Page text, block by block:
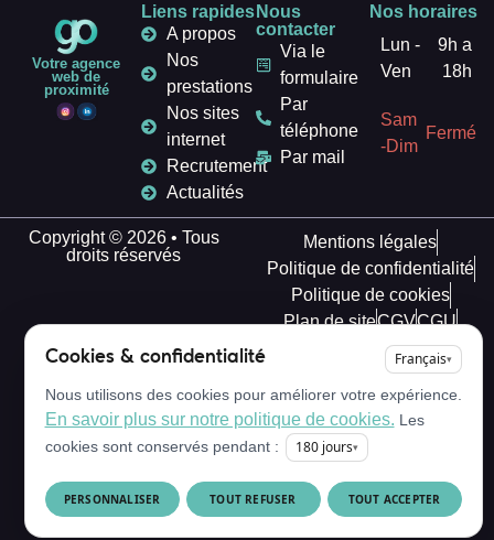
Votre agence
web de
proximité
Liens rapides
A propos
Nos
prestations
Nos sites
internet
Recrutement
Actualités
Nous
contacter
Via le
formulaire
Par
téléphone
Par mail
Nos horaires
Lun -
Ven
9h a
18h
Sam
-Dim
Fermé
Copyright © 2026 • Tous
droits réservés
Mentions légales
Politique de confidentialité
Politique de cookies
Plan de siteCGVCGU
Déclaration d'accessibilité
Cookies & confidentialité Français▾
Nous utilisons des cookies pour améliorer votre expérience.
En savoir plus sur notre politique de cookies. Les
cookies sont conservés pendant :
180 jours▾
PERSONNALISER TOUT REFUSER TOUT ACCEPTER